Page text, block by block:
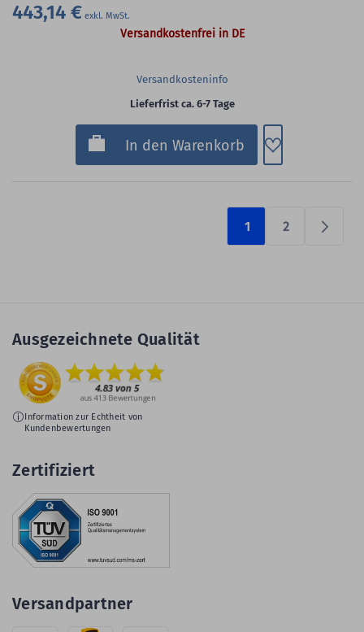
443,14 €
Versandkostenfrei in DE
Versandkosteninfo
Lieferfrist ca. 6-7 Tage
In den Warenkorb Zum
1 2
Ausgezeichnete Qualität
Information zur Echtheit von
Kundenbewertungen
Zertifiziert
Versandpartner